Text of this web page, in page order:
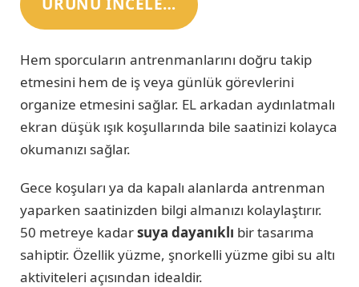
Hem sporcuların antrenmanlarını doğru takip
etmesini hem de iş veya günlük görevlerini
organize etmesini sağlar. EL arkadan aydınlatmalı
ekran düşük ışık koşullarında bile saatinizi kolayca
okumanızı sağlar.
Gece koşuları ya da kapalı alanlarda antrenman
yaparken saatinizden bilgi almanızı kolaylaştırır.
50 metreye kadarsuya dayanıklı bir tasarıma
sahiptir. Özellik yüzme, şnorkelli yüzme gibi su altı
aktiviteleri açısından idealdir.